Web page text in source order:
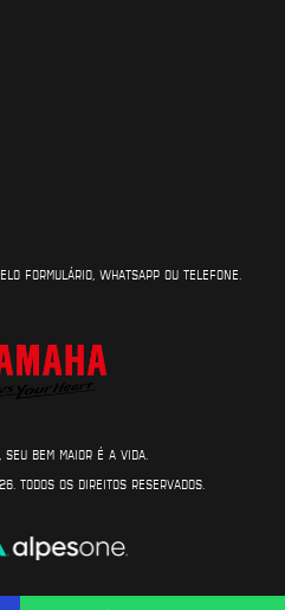
FORMULÁRIO, WHATSAPP OU TELEFONE.
SEU BEM MAIOR É A VIDA.
TODOS OS DIREITOS RESERVADOS.